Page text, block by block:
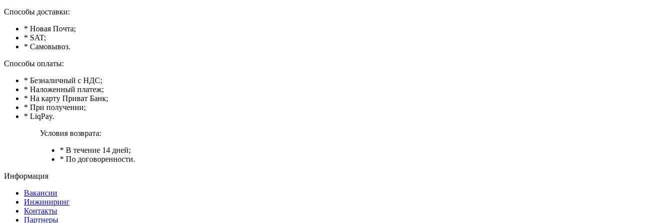
Способы доставки:
* Новая Почта;
* SAT;
* Самовывоз.
Способы оплаты:
* Безналичный с НДС;
* Наложенный платеж;
* На карту Приват Банк;
* При получении;
* LiqPay.
Условия возврата:
* В течение 14 дней;
* По договоренности.
Информация
Вакансии
Инжиниринг
Контакты
Партнеры